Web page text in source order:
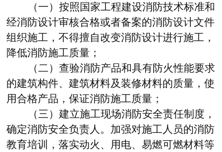
（一）按照国家工程建设消防技术标准和
经消防设计审核合格或者备案的消防设计文件
组织施工，不得擅自改变消防设计进行施工，
降低消防施工质量；
（二）查验消防产品和具有防火性能要求
的建筑构件、建筑材料及装修材料的质量，使
用合格产品，保证消防施工质量；
（三）建立施工现场消防安全责任制度，
确定消防安全负责人。加强对施工人员的消防
教育培训，落实动火、用电、易燃可燃材料等